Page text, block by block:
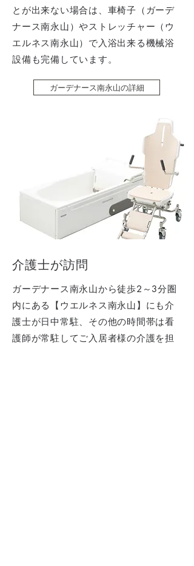
とが出来ない場合は、車椅子（ガーデ
ナース南永山）やストレッチャー（ウ
エルネス南永山）で入浴出来る機械浴
設備も完備しています。
ガーデナース南永山の詳細
介護士が訪問
ガーデナース南永山から徒歩2～3分圏
内にある【ウエルネス南永山】にも介
護士が日中常駐、その他の時間帯は看
護師が常駐してご入居者様の介護を担